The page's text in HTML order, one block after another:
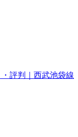
評判｜西武池袋線